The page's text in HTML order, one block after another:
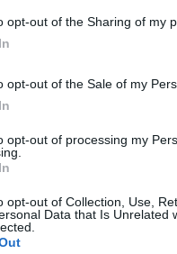
opt-out of the Sharing of my
opt-out of the Sale of my
opt-out of processing my
opt-out of Collection, Use,
Data that Is Unrelated
marketing
creatividadcon
es el
hasta la
de manera efectiva,